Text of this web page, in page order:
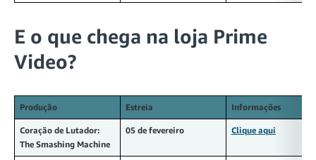
E o que chega na loja Prime
Video?
Produção Estreia Informações
Coração de Lutador:
The Smashing Machine
05 de fevereiro Clique aqui